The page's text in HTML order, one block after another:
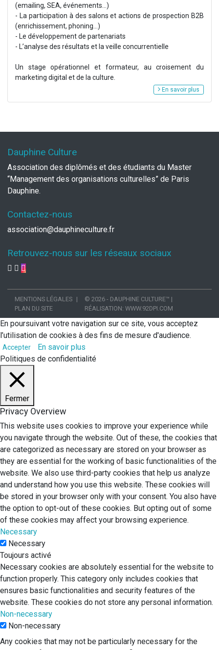
(emailing, SEA, événements…)
- La participation à des salons et actions de prospection B2B
(enrichissement, phoning...)
- Le développement de partenariats
- L’analyse des résultats et la veille concurrentielle
Un stage opérationnel et formateur, au croisement du
marketing digital et de la culture.
En savoir plus
Dauphine Culture
Association des diplômés et des étudiants du Master
“Management des organisations culturelles” de Paris
Dauphine.
Contactez-nous
association@dauphineculture.fr
Retrouvez-nous sur les réseaux sociaux
MENTIONS LÉGALES
PLAN DU SITE
© 2026 - DAUPHINE CULTURE™ |
RÉALISATION: WWW.92DPI.COM
En poursuivant votre navigation sur ce site, vous acceptez
l’utilisation de cookies à des fins de mesure d'audience.
Accepter
En savoir plus
Politiques de confidentialité
Fermer
Privacy Overview
This website uses cookies to improve your experience while
you navigate through the website. Out of these, the cookies that
are categorized as necessary are stored on your browser as
they are essential for the working of basic functionalities of the
website. We also use third-party cookies that help us analyze
and understand how you use this website. These cookies will
be stored in your browser only with your consent. You also have
the option to opt-out of these cookies. But opting out of some
of these cookies may affect your browsing experience.
Necessary
Necessary
Toujours activé
Necessary cookies are absolutely essential for the website to
function properly. This category only includes cookies that
ensures basic functionalities and security features of the
website. These cookies do not store any personal information.
Non-necessary
Non-necessary
Any cookies that may not be particularly necessary for the